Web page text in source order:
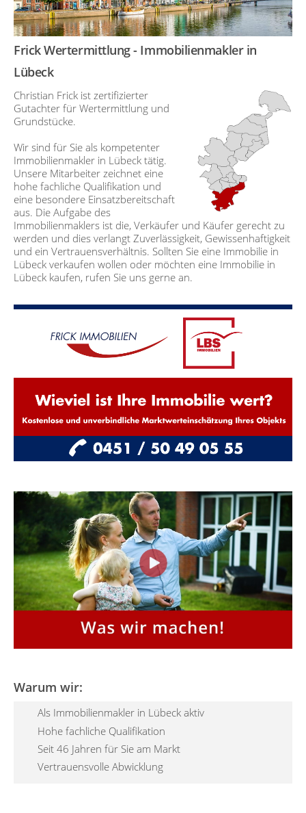
Frick Wertermittlung - Immobilienmakler in
Lübeck
Christian Frick ist zertifizierter
Gutachter für Wertermittlung und
Grundstücke.
Wir sind für Sie als kompetenter
Immobilienmakler in Lübeck tätig.
Unsere Mitarbeiter zeichnet eine
hohe fachliche Qualifikation und
eine besondere Einsatzbereitschaft
aus. Die Aufgabe des
Immobilienmaklers ist die, Verkäufer und Käufer gerecht zu
werden und dies verlangt Zuverlässigkeit, Gewissenhaftigkeit
und ein Vertrauensverhältnis. Sollten Sie eine Immobilie in
Lübeck verkaufen wollen oder möchten eine Immobilie in
Lübeck kaufen, rufen Sie uns gerne an.
Warum wir:
Als Immobilienmakler in Lübeck aktiv
Hohe fachliche Qualifikation
Seit 46 Jahren für Sie am Markt
Vertrauensvolle Abwicklung